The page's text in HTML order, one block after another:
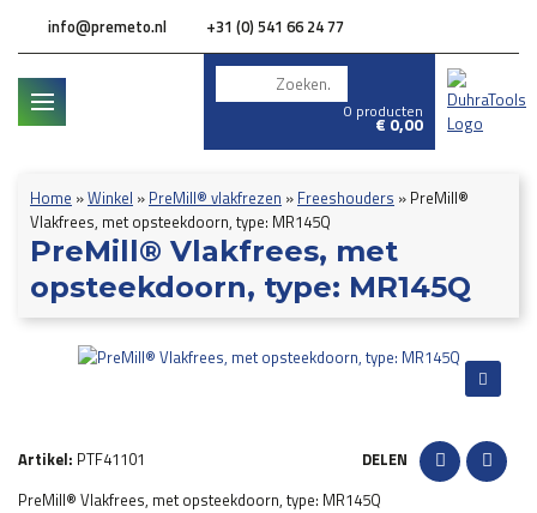
info@premeto.nl +31 (0) 541 66 24 77
0 producten
€0,00
Home »Winkel » PreMill® vlakfrezen » Freeshouders » PreMill®
Vlakfrees, met opsteekdoorn, type: MR145Q
PreMill® Vlakfrees, met
opsteekdoorn, type: MR145Q
Artikel: PTF41101
DELEN
PreMill® Vlakfrees, met opsteekdoorn, type: MR145Q